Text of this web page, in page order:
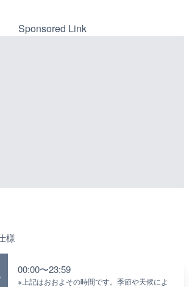
様
00:00〜23:59
※ 上記はおおよその時間です。季節や天候によ
Sponsored Link